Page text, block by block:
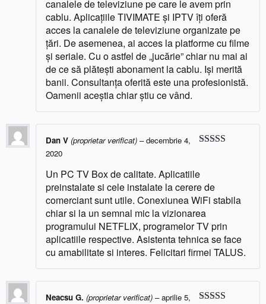
canalele de televiziune pe care le avem prin
cablu. Aplicațiile TIVIMATE și IPTV îți oferă
acces la canalele de televiziune organizate pe
țări. De asemenea, ai acces la platforme cu filme
și seriale. Cu o astfel de „jucărie” chiar nu mai ai
de ce să plătești abonament la cablu. Iși merită
banii. Consultanța oferită este una profesionistă.
Oamenii aceștia chiar știu ce vând.
Dan V (proprietar verificat) – decembrie 4,
2020
Un PC TV Box de calitate. Aplicatiile
preinstalate si cele instalate la cerere de
comerciant sunt utile. Conexiunea WiFi stabila
chiar si la un semnal mic la vizionarea
programului NETFLIX, programelor TV prin
aplicatiile respective. Asistenta tehnica se face
cu amabilitate si interes. Felicitari firmei TALUS.
Neacsu G. (proprietar verificat) – aprilie 5,